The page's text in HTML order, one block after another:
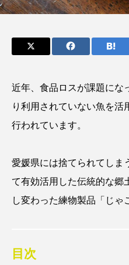
アイナメ アオウオ
アカムツ アカメ
アサヒガニ アザアシ
アブラボテ
近年、食品ロスが課題にな
り利用されていない魚を活
行われています。
愛媛県には捨てられてしま
て有効活用した伝統的な郷
し変わった練物製品「じゃ
目次